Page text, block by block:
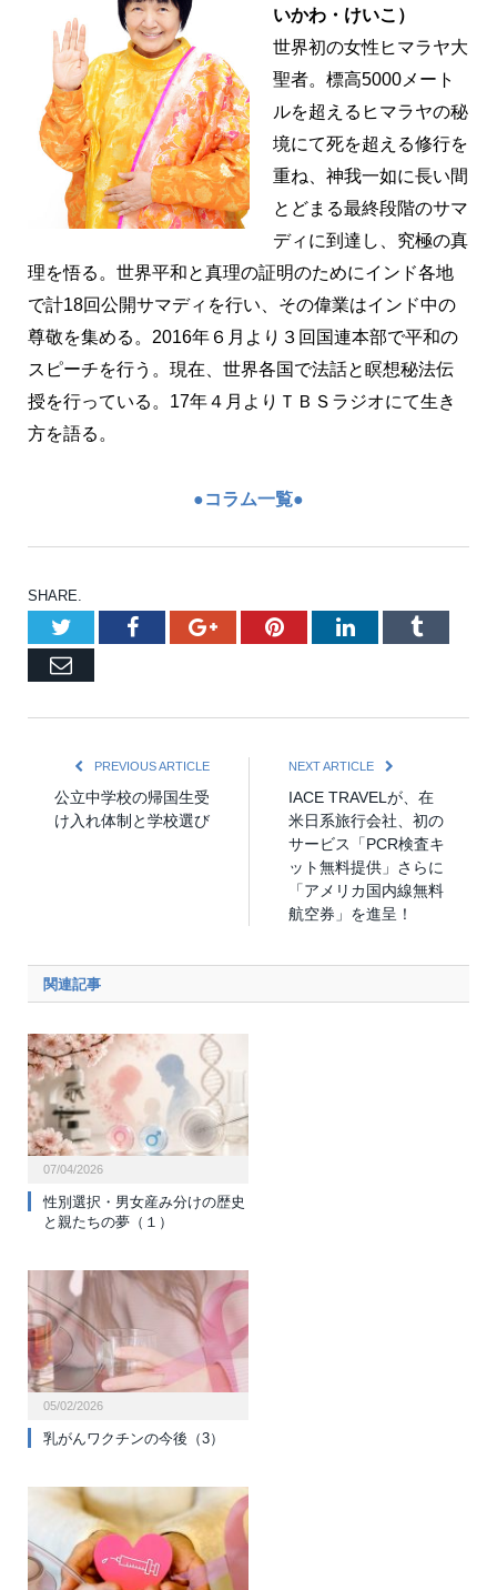
いかわ・けいこ）
世界初の女性ヒマラヤ大
聖者。標高5000メート
ルを超えるヒマラヤの秘
境にて死を超える修行を
重ね、神我一如に長い間
とどまる最終段階のサマ
ディに到達し、究極の真
理を悟る。世界平和と真理の証明のためにインド各地
で計18回公開サマディを行い、その偉業はインド中の
尊敬を集める。2016年６月より３回国連本部で平和の
スピーチを行う。現在、世界各国で法話と瞑想秘法伝
授を行っている。17年４月よりＴＢＳラジオにて生き
方を語る。
●コラム一覧●
SHARE.
TwitterFacebookGoogle+PinterestLinkedInTumblr
Email
PREVIOUS ARTICLE
公立中学校の帰国生受
け入れ体制と学校選び
NEXT ARTICLE
IACE TRAVELが、在
米日系旅行会社、初の
サービス「PCR検査キ
ット無料提供」さらに
「アメリカ国内線無料
航空券」を進呈！
関連記事
07/04/2026
性別選択・男女産み分けの歴史
と親たちの夢（１）
05/02/2026
乳がんワクチンの今後（3）